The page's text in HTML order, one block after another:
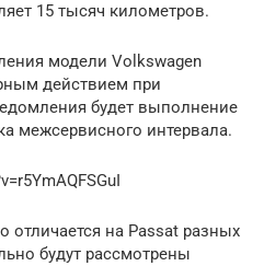
15 тысяч километров.
модели Volkswagen
действием при
будет выполнение
межсервисного интервала.
отличается на Passat разных
будут рассмотрены